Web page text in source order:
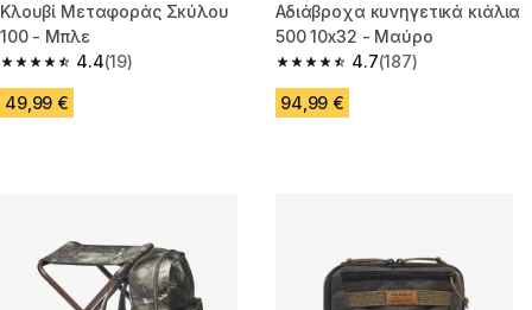
Κλουβί Μεταφοράς Σκύλου
100 - Μπλε
4.4
4.4 out of 5 stars from 19 reviews
(19)
49,99 €
Αδιάβροχα κυνηγετικά κιάλια
500 10x32 - Μαύρο
4.7
4.7 out of 5 stars from 187
(187)
94,99 €